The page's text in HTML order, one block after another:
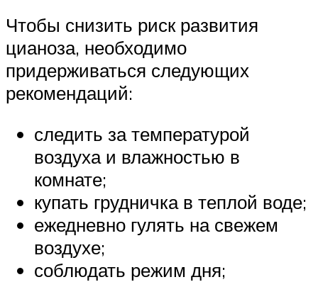
Чтобы снизить риск развития
цианоза, необходимо
придерживаться следующих
рекомендаций:
следить за температурой
воздуха и влажностью в
комнате;
купать грудничка в теплой воде;
ежедневно гулять на свежем
воздухе;
соблюдать режим дня;